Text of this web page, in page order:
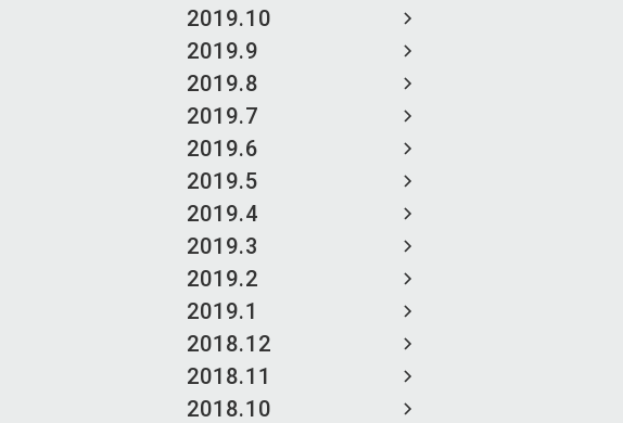
2019.10
2019.9
2019.8
2019.7
2019.6
2019.5
2019.4
2019.3
2019.2
2019.1
2018.12
2018.11
2018.10